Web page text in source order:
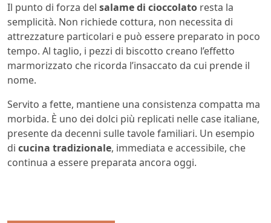
Il punto di forza del salame di cioccolato resta la
semplicità. Non richiede cottura, non necessita di
attrezzature particolari e può essere preparato in poco
tempo. Al taglio, i pezzi di biscotto creano l’effetto
marmorizzato che ricorda l’insaccato da cui prende il
nome.
Servito a fette, mantiene una consistenza compatta ma
morbida. È uno dei dolci più replicati nelle case italiane,
presente da decenni sulle tavole familiari. Un esempio
di cucina tradizionale, immediata e accessibile, che
continua a essere preparata ancora oggi.